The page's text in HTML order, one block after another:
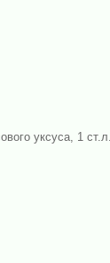
уксуса, 1